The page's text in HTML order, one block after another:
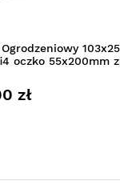
oczko 55x200mm
zł